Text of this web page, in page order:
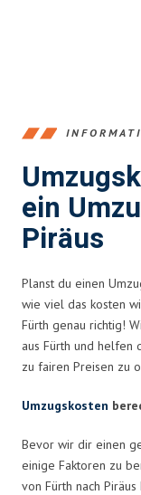
ein
Piräus
Planst du einen
wie viel das kosten
Fürth genau richtig!
aus Fürth und helfen
zu fairen Preisen zu
Umzugskosten
Bevor wir dir einen
einige Faktoren zu
von Fürth nach